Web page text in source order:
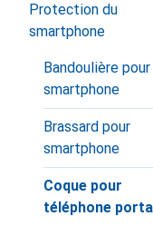
Protection du
smartphone
Bandoulière pour
smartphone
Brassard pour
smartphone
Coque pour
téléphone